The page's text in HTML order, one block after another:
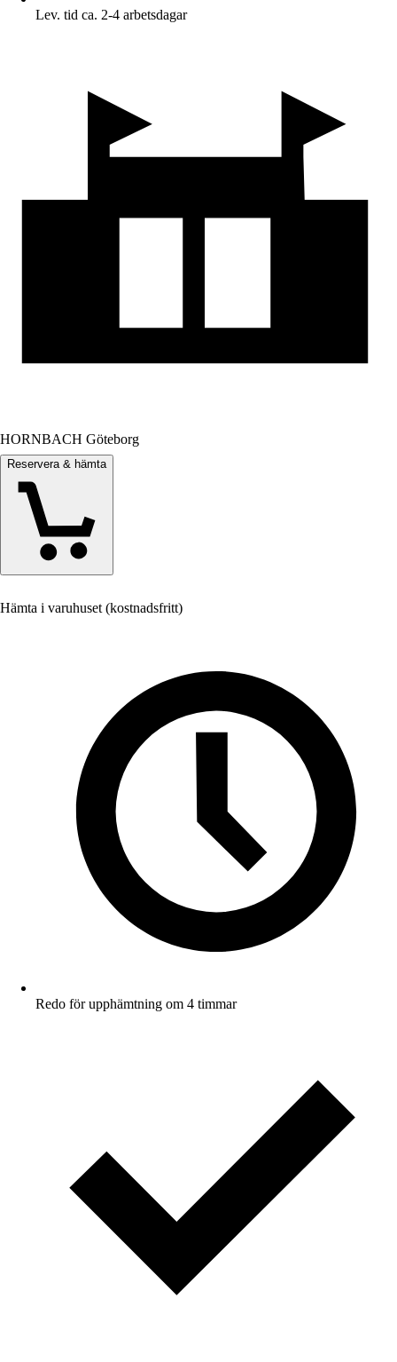
Lev. tid ca. 2-4 arbetsdagar
HORNBACH Göteborg
Reservera & hämta
Hämta i varuhuset (kostnadsfritt)
Redo för upphämtning om 4 timmar